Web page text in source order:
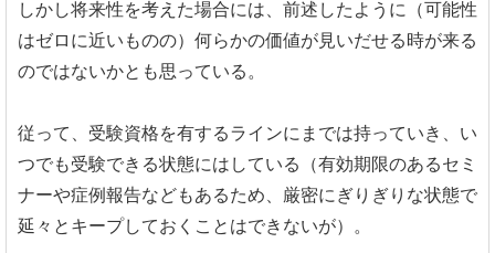
しかし将来性を考えた場合には、前述したように（可能性
はゼロに近いものの）何らかの価値が見いだせる時が来る
のではないかとも思っている。
従って、受験資格を有するラインにまでは持っていき、い
つでも受験できる状態にはしている（有効期限のあるセミ
ナーや症例報告などもあるため、厳密にぎりぎりな状態で
延々とキープしておくことはできないが）。